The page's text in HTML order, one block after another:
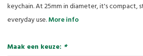
keychain. At 25mm in diameter, it's compact,
everyday use.More info
Maak een keuze: *